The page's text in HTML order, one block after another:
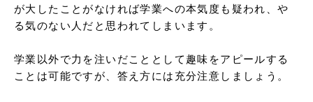
が大したことがなければ学業への本気度も疑われ、や
る気のない人だと思われてしまいます。
学業以外で力を注いだこととして趣味をアピールする
ことは可能ですが、答え方には充分注意しましょう。